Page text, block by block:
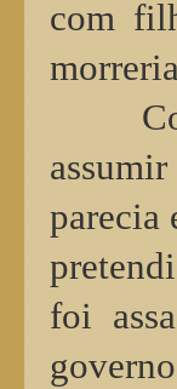
com
parecia
foi